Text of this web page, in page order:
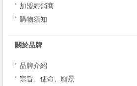
加盟經銷商
購物須知
關於品牌
品牌介紹
宗旨、使命、願景